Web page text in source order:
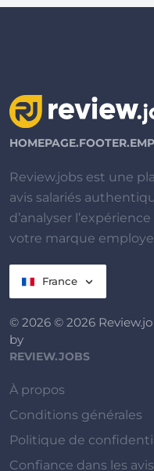
Review.jobs est une
avis salariés
d’analyser
votre marque
France
© 2026 © 2026
by
REVIEW.JOBS
À propos
Conditions générales
Politique de
Confiance dans les avis